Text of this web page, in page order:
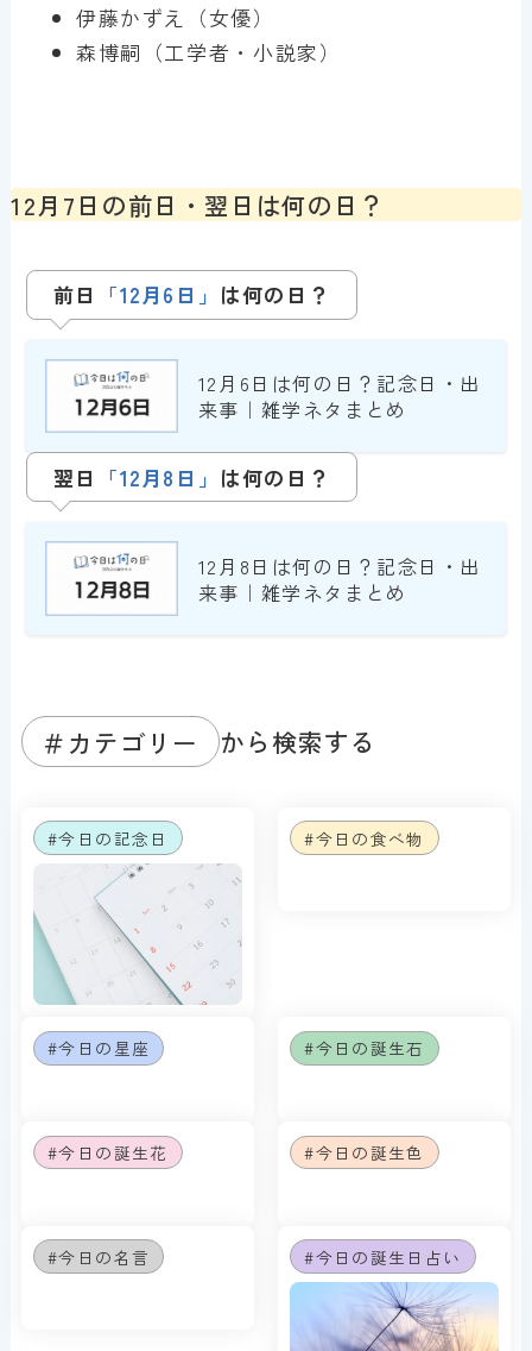
伊藤かずえ（女優）
森博嗣（工学者・小説家）
12月7日の前日・翌日は何の日？
前日 「12月6日」 は何の日？
12月6日は何の日？記念日・出
来事｜雑学ネタまとめ
翌日 「12月8日 」 は何の日？
12月8日は何の日？記念日・出
来事｜雑学ネタまとめ
＃カテゴリー から検索する
#今日の記念日 #今日の食べ物
#今日の星座 #今日の誕生石
#今日の誕生花 #今日の誕生色
#今日の名言 #今日の誕生日占い